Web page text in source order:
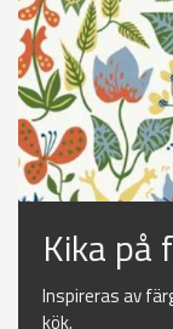
Kika på
Inspireras av
kök.